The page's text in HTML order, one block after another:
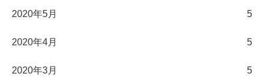
2020年5月 5
2020年4月 5
2020年3月 5